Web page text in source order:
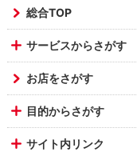
総合TOP
サービスからさがす
お店をさがす
目的からさがす
サイト内リンク